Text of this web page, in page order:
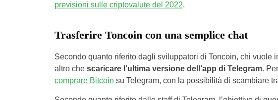
previsioni sulle criptovalute del 2022.
Trasferire Toncoin con una semplice chat
Secondo quanto riferito dagli sviluppatori di Toncoin, chi vuole
altro che scaricare l’ultima versione dell’app di Telegram.
comprare Bitcoin su Telegram, con la possibilità di scambiare